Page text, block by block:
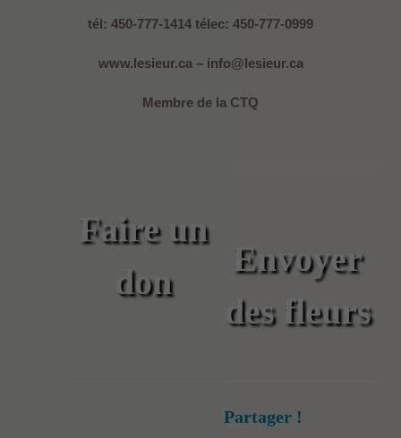
tél: 450-777-1414 télec: 450-777-0999
www.lesieur.ca – info@lesieur.ca
Membre de la CTQ
Faire un
don
Envoyer
des fleurs
Partager !